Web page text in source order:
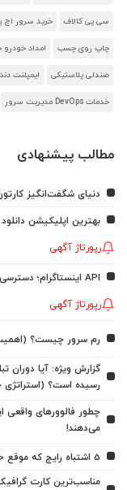
سی پی کالاف خرید سرور اچ
چاپ روی چسب امداد
صندلی پلاستیکی ایمپلنت
خدمات DevOps مدیریت سرور
مطالب پیشنهادی
دنیای شگفت‌انگیز
بهترین اپلیکیشن
رپورتاژ آگهی
API اینستاگرام؛ دسترسی آسان، سریع و بدون محدودیت به اطلاعات اینستاگرام
رپورتاژ آگهی
رم سرور چیست؟
گزارش ویژه: آیا دوران
رسیده است؟ (استراتژی
چطور فالوورهای واقعی
می‌دهند!
5 اشتباه رایج که موقع خرید ساعت هوشمند طرح اپل واچ نباید انجام بدید!